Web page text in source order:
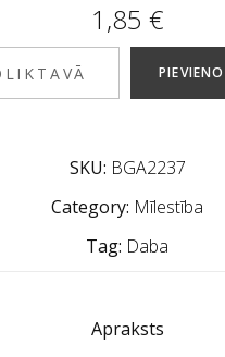
1,85 €
SKU: BGA2237
Category: Mīlestība
Tag: Daba
Apraksts